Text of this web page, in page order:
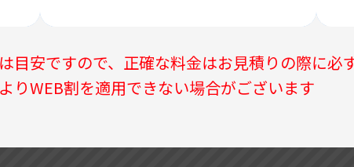
目安ですので、正確な料金はお見積りの際に必
りWEB割を適用できない場合がございます